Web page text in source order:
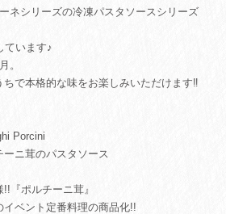
ネシリーズの冷凍パスタソースシリーズ
ています♪
。
で本格的な味をお楽しみいただけます‼︎
Porcini
ニ茸のパスタソース
『ポルチーニ茸』
ベント定番料理の商品化!!